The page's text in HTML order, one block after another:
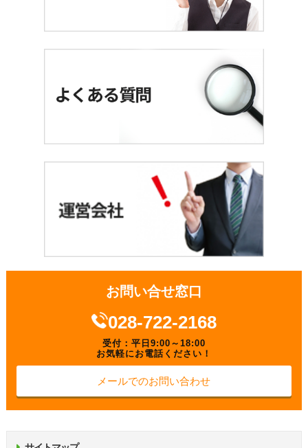
お問い合せ窓口
028-722-2168
受付：平日9:00～18:00
お気軽にお電話ください！
メールでのお問い合わせ